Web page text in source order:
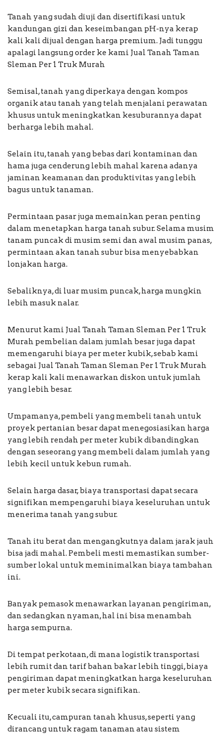
Tanah yang sudah diuji dan disertifikasi untuk
kandungan gizi dan keseimbangan pH-nya kerap
kali kali dijual dengan harga premium. Jadi tunggu
apalagi langsung order ke kami Jual Tanah Taman
Sleman Per 1 Truk Murah
Semisal, tanah yang diperkaya dengan kompos
organik atau tanah yang telah menjalani perawatan
khusus untuk meningkatkan kesuburannya dapat
berharga lebih mahal.
Selain itu, tanah yang bebas dari kontaminan dan
hama juga cenderung lebih mahal karena adanya
jaminan keamanan dan produktivitas yang lebih
bagus untuk tanaman.
Permintaan pasar juga memainkan peran penting
dalam menetapkan harga tanah subur. Selama musim
tanam puncak di musim semi dan awal musim panas,
permintaan akan tanah subur bisa menyebabkan
lonjakan harga.
Sebaliknya, di luar musim puncak, harga mungkin
lebih masuk nalar.
Menurut kami Jual Tanah Taman Sleman Per 1 Truk
Murah pembelian dalam jumlah besar juga dapat
memengaruhi biaya per meter kubik, sebab kami
sebagai Jual Tanah Taman Sleman Per 1 Truk Murah
kerap kali kali menawarkan diskon untuk jumlah
yang lebih besar.
Umpamanya, pembeli yang membeli tanah untuk
proyek pertanian besar dapat menegosiasikan harga
yang lebih rendah per meter kubik dibandingkan
dengan seseorang yang membeli dalam jumlah yang
lebih kecil untuk kebun rumah.
Selain harga dasar, biaya transportasi dapat secara
signifikan mempengaruhi biaya keseluruhan untuk
menerima tanah yang subur.
Tanah itu berat dan mengangkutnya dalam jarak jauh
bisa jadi mahal. Pembeli mesti memastikan sumber-
sumber lokal untuk meminimalkan biaya tambahan
ini.
Banyak pemasok menawarkan layanan pengiriman,
dan sedangkan nyaman, hal ini bisa menambah
harga sempurna.
Di tempat perkotaan, di mana logistik transportasi
lebih rumit dan tarif bahan bakar lebih tinggi, biaya
pengiriman dapat meningkatkan harga keseluruhan
per meter kubik secara signifikan.
Kecuali itu, campuran tanah khusus, seperti yang
dirancang untuk ragam tanaman atau sistem